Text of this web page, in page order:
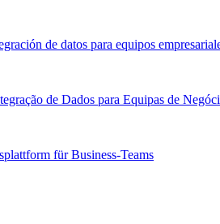
de datos para equipos
de Dados para Equipas de
für Business-Teams